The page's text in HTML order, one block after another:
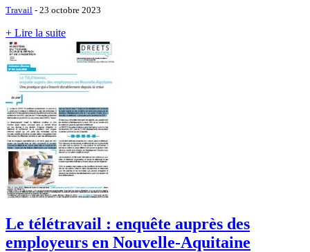
Travail - 23 octobre 2023
+ Lire la suite
Le télétravail : enquête auprès des
employeurs en Nouvelle-Aquitaine